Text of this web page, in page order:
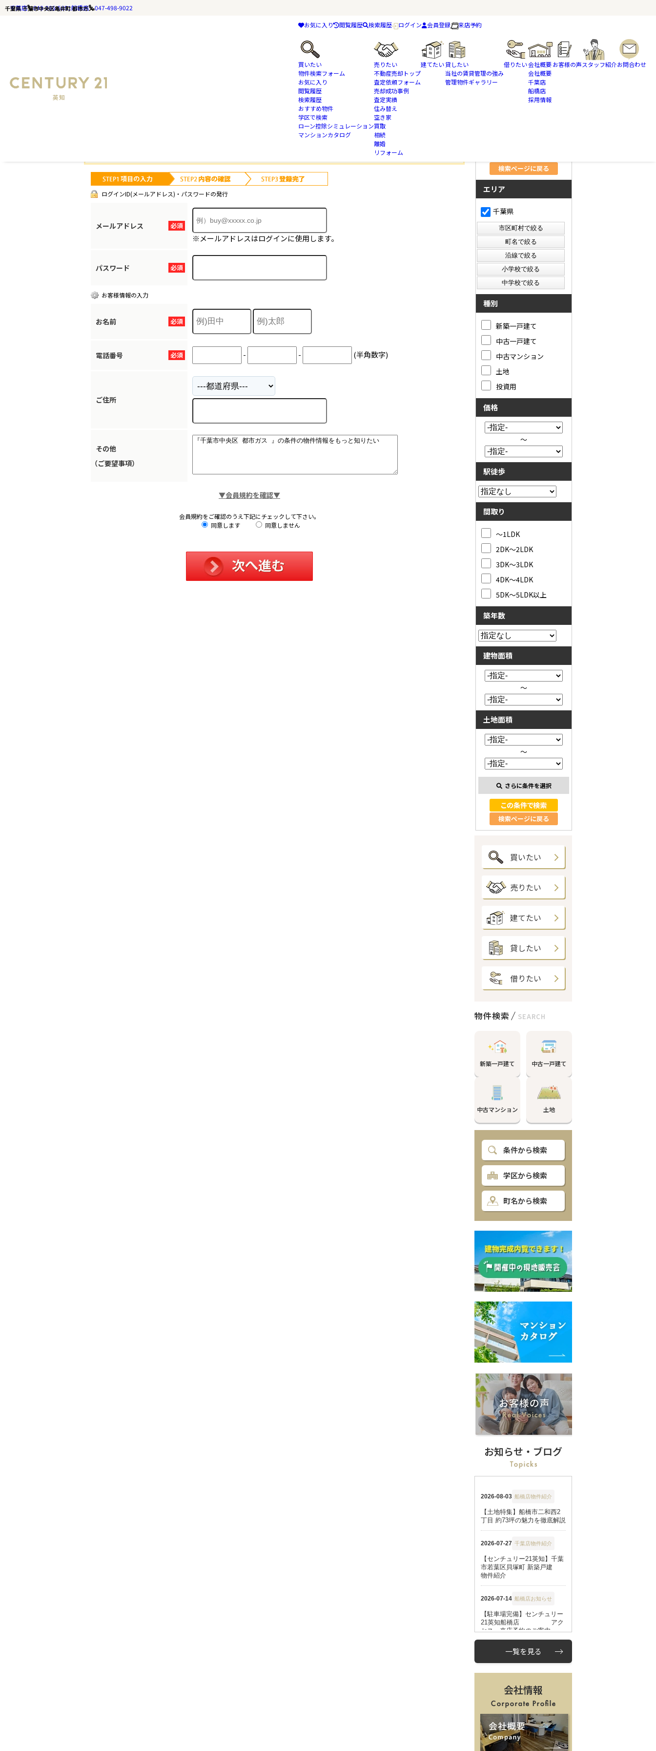
千葉県 千葉市中央区亀井町 都市ガス
千葉店 043-285-5651船橋店 047-498-9022
お気に入り 閲覧履歴 検索履歴 ログイン 会員登録 来店予約
買いたい
物件検索フォーム
お気に入り
閲覧履歴
検索履歴
おすすめ物件
学区で検索
ローン控除シミュレーション
マンションカタログ
売りたい
不動産売却トップ
査定依頼フォーム
売却成功事例
査定実績
住み替え
空き家
買取
相続
離婚
リフォーム
建てたい貸したい
当社の賃貸管理の強み
管理物件ギャラリー
借りたい会社概要
会社概要
千葉店
船橋店
採用情報
お客様の声スタッフ紹介お問合わせ
千葉県 千葉市中央区亀井町 都市ガス の不動産情報一覧
お探しの条件では物件が見つかりませんでした。
ログインID(メールアドレス)・パスワードの発行
必須
メールアドレス
※メールアドレスはログインに使用します。
必須
パスワード
お客様情報の入力
必須
お名前
必須
電話番号 - - (半角数字)
ご住所
その他
（ご要望事項）
▼会員規約を確認▼
会員規約をご確認のうえ下記にチェックして下さい。
同意します
同意しません
検索ページに戻る
エリア
千葉県
種別
新築一戸建て
中古一戸建て
中古マンション
土地
投資用
価格
～
駅徒歩
間取り
～1LDK
2DK～2LDK
3DK～3LDK
4DK～4LDK
5DK～5LDK以上
築年数
建物面積
～
土地面積
～
さらに条件を選択
検索ページに戻る
買いたい
売りたい
建てたい
貸したい
借りたい
物件検索 SEARCH
新築一戸建て 中古一戸建て
中古マンション 土地
条件から検索
学区から検索
町名から検索
お知らせ・ブログ
一覧を見る
会社情報